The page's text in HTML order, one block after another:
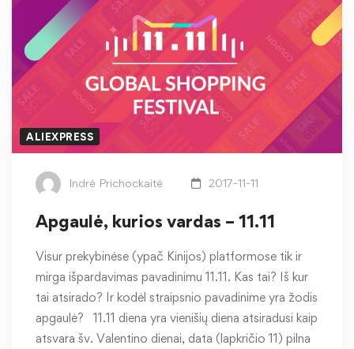
ALIEXPRESS
Indrė Prichockaitė 2017-11-11
Apgaulė, kurios vardas – 11.11
Visur prekybinėse (ypač Kinijos) platformose tik ir
mirga išpardavimas pavadinimu 11.11. Kas tai? Iš kur
tai atsirado? Ir kodėl straipsnio pavadinime yra žodis
apgaulė? 11.11 diena yra vienišių diena atsiradusi kaip
atsvara šv. Valentino dienai, data (lapkričio 11) pilna